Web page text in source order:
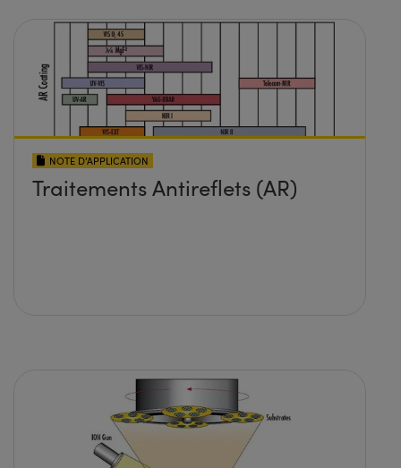
NOTE D’APPLICATION
Traitements Antireflets (AR)